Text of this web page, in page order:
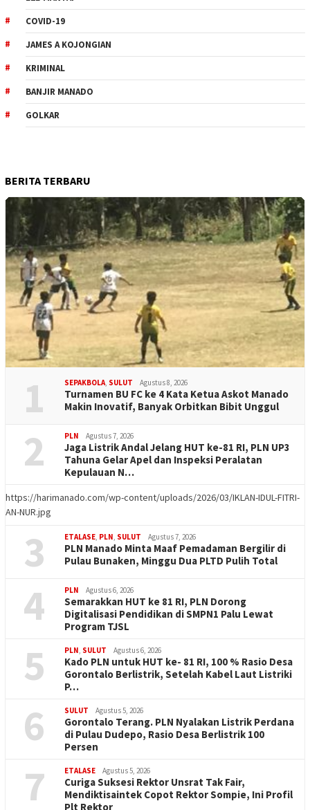
COVID-19
JAMES A KOJONGIAN
KRIMINAL
BANJIR MANADO
GOLKAR
BERITA TERBARU
1 SEPAKBOLA SULUT Agustus 8, 2026
Turnamen BU FC ke 4 Kata Ketua Askot Manado
Makin Inovatif, Banyak Orbitkan Bibit Unggul
2 PLN Agustus 7, 2026
Jaga Listrik Andal Jelang HUT ke-81 RI, PLN UP3
Tahuna Gelar Apel dan Inspeksi Peralatan
Kepulauan N…
https://harimanado.com/wp-content/uploads/2026/03/IKLAN-IDUL-FITRI-
AN-NUR.jpg
3 ETALASE PLN SULUT Agustus 7, 2026
PLN Manado Minta Maaf Pemadaman Bergilir di
Pulau Bunaken, Minggu Dua PLTD Pulih Total
4 PLN Agustus 6, 2026
Semarakkan HUT ke 81 RI, PLN Dorong
Digitalisasi Pendidikan di SMPN1 Palu Lewat
Program TJSL
5 PLN SULUT Agustus 6, 2026
Kado PLN untuk HUT ke- 81 RI, 100 % Rasio Desa
Gorontalo Berlistrik, Setelah Kabel Laut Listriki
P…
6 SULUT Agustus 5, 2026
Gorontalo Terang. PLN Nyalakan Listrik Perdana
di Pulau Dudepo, Rasio Desa Berlistrik 100
Persen
7 ETALASE Agustus 5, 2026
Curiga Suksesi Rektor Unsrat Tak Fair,
Mendiktisaintek Copot Rektor Sompie, Ini Profil
Plt Rektor